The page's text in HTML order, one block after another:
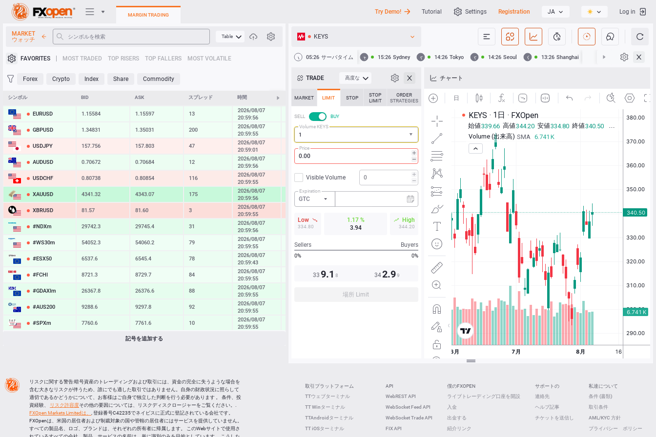
トレーディングプラットフォ
Heatmap
MARGIN TRADING Try Demo! Tutorial Settings Registration JA Log in
MARKET
ウォッチ
Table
FAVORITES MOST TRADED TOP RISERS TOP FALLERS MOST VOLATILE
Forex Crypto Index Share Commodity
シンボル BID ASK スプレッド 時間 変化する
EURUSD 1.15584 1.15597 13
2026/08/07
20:59:56
0.29 %
GBPUSD 1.34831 1.35031 200
2026/08/07
20:59:55
0.21 %
USDJPY 157.756 157.803 47
2026/08/07
20:59:01
-0.42 %
AUDUSD 0.70672 0.70684 12
2026/08/07
20:59:56
0.40 %
USDCHF 0.80738 0.80854 116
2026/08/07
20:59:55
XAUUSD 4341.32 4343.07 175
2026/08/07
20:59:56
2.10 %
XBRUSD 81.57 81.60 3
2026/08/07
20:59:55
#NDXm 29742.3 29745.4 31
2026/08/07
20:59:56
0.82 %
#WS30m 54052.3 54060.2 79
2026/08/07
20:59:55
0.23 %
#ESX50 6537.6 6545.4 78
2026/08/07
20:59:43
0.40 %
#FCHI 8721.3 8729.7 84
2026/08/07
20:59:55
#GDAXIm 26367.8 26376.6 88
2026/08/07
20:59:55
#AUS200 9288.6 9297.8 92
2026/08/07
20:59:55
#SPXm 7760.6 7761.6 10
2026/08/07
20:59:55
10904.7
LTCUSD 45.487 45.573 86 05:26:46
XRPUSD 1.03325 1.03475 150
ETHUSD 1915.944 1916.376 432
記号を追加する
KEYS
05:26 サーバタイム 15:26 Sydney 14:26 Tokyo 14:26 Seoul 13:26 Shanghai 13:26 Hong Kong
TRADE 高度な
MARKET LIMIT STOP
STOP
LIMIT
ORDER
STRATEGIES
SELL
BUY
Volume KEYS
Price
Visible Volume
Expiration
GTC
Low
334.80
1.17 %
3.94
High
344.20
Sellers Buyers
0% 0%
33 9.1 8 342.99
場所 Limit
チャート
取引プラットフォーム
TTウェブターミナル
TT Winターミナル
TTAndroidターミナル
TT iOSターミナル
API
WebREST API
WebSocket Feed API
WebSocket Trade API
FIX API
僕のFXOPEN
ライブトレーディング口座を開設
入金
出金する
紹介リンク
サポートの
連絡先
ヘルプ記事
チケットを送信し
私達について
条件 (書類)
取引条件
AML/KYC 方針
プライバシー ポリシー
リスクに関する警告:暗号資産のトレーディングおよび取引には、資金の完全に失うような場合を
含む大きなリスクが伴うため、誰にでも適した取引ではありません。自身の財政状況に照らして
適切であるかどうかについて、お客様はご自身で独立した判断を行う必要があります 。 条件、投
資経験、
リスク許容度その他の要因については、リスクディスクロージャーをご覧ください。.
FXOpen Markets Limitedは、
, 登録番号C42235でネイビスに正式に登記されている会社です。
FXOpenは、米国の居住者および制裁対象の国や管轄の居住者にはサービスを提供していません。
すべての製品名、ロゴ、ブランドは、それぞれの所有者に帰属します。 このWebサイトで使用さ